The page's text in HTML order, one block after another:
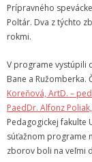
- Hudobný
- Tanečný odbor
- Literárno –
- SÚBORY NA
Prípravného
Poltár. Dva z týchto
rokmi.
V programe vystúpili
Bane a
Koreňová, ArtD. –
PaedDr. Alfonz
Pedagogickej fakulte
súťažnom programe
zborov boli na veľmi